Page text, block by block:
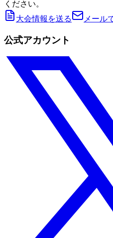
ください。
大会情報を送る
メール
公式アカウント